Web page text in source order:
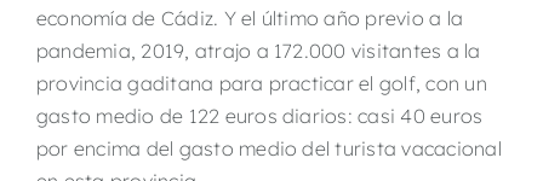
economía de Cádiz. Y el último año previo a la
pandemia, 2019, atrajo a 172.000 visitantes a la
provincia gaditana para practicar el golf, con un
gasto medio de 122 euros diarios: casi 40 euros
por encima del gasto medio del turista vacacional